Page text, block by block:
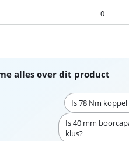
0
alles over dit product
Is 78 Nm
Is 40 mm
klus?